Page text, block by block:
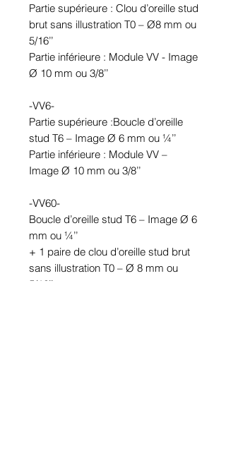
Partie supérieure : Clou d’oreille stud
brut sans illustration T0 – Ø8 mm ou
5/16’’
Partie inférieure : Module VV - Image
Ø 10 mm ou 3/8’’
-VV6-
Partie supérieure :Boucle d’oreille
stud T6 – Image Ø 6 mm ou ¼’’
Partie inférieure : Module VV –
Image Ø 10 mm ou 3/8’’
-VV60-
Boucle d’oreille stud T6 – Image Ø 6
mm ou ¼’’
+ 1 paire de clou d’oreille stud brut
sans illustration T0 – Ø 8 mm ou
5/16’’